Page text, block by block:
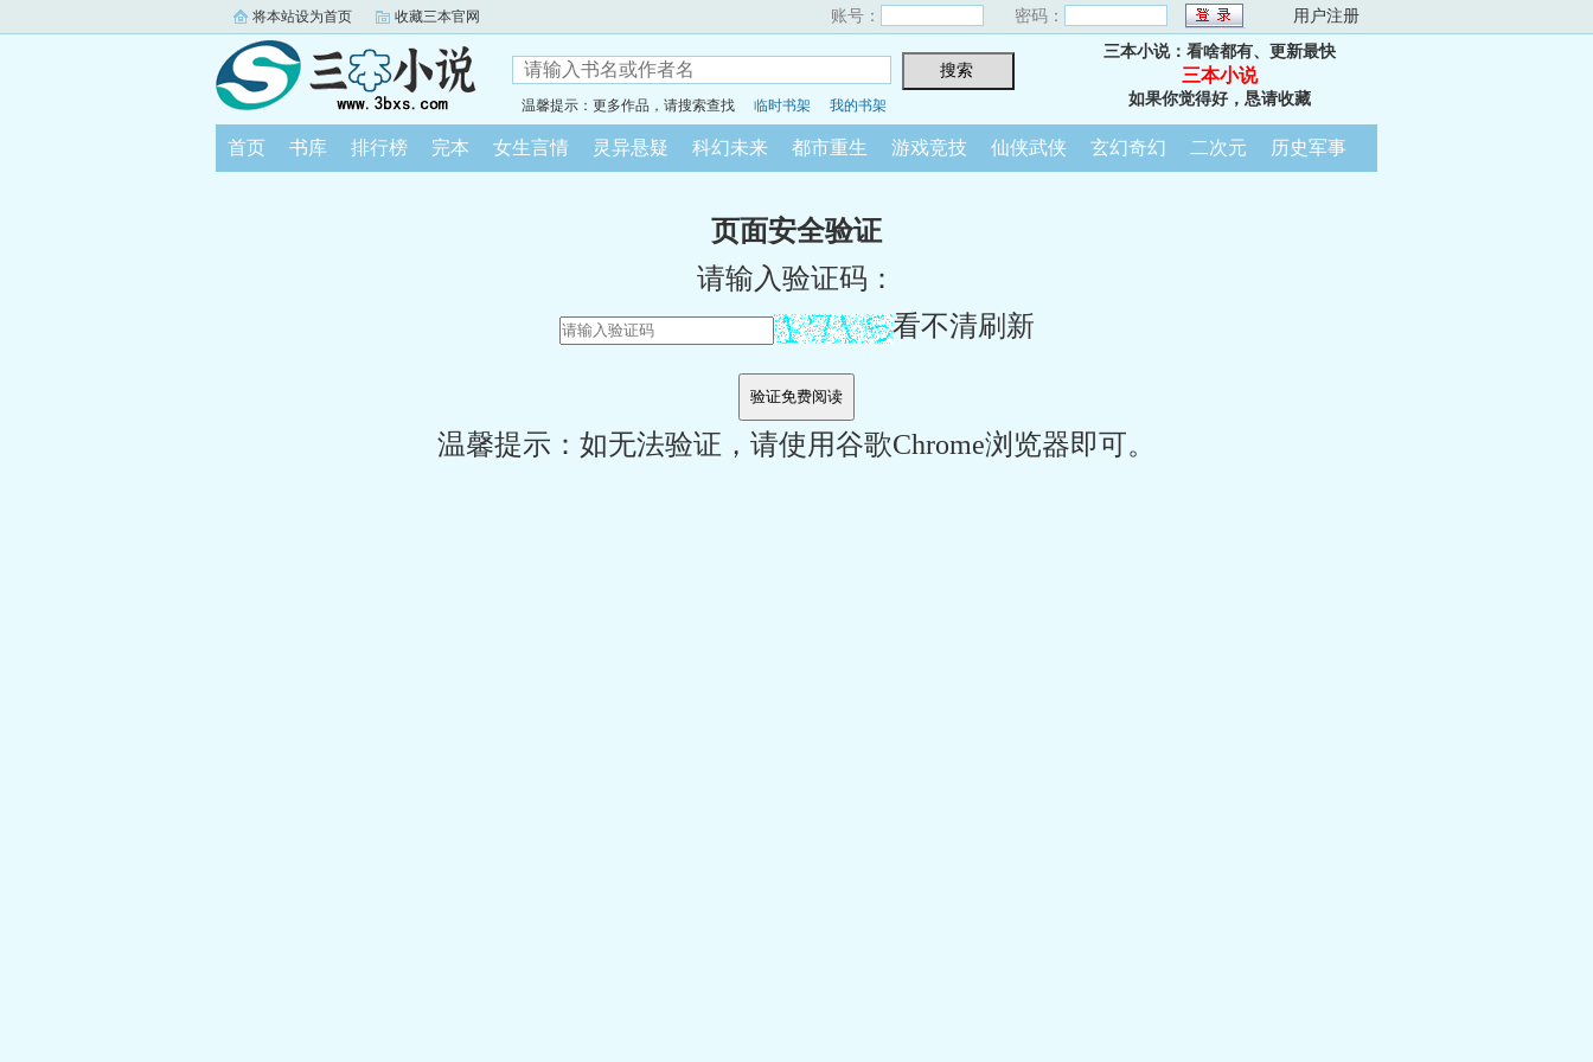
将本站设为首页 收藏三本官网 账号： 密码： 用户注册
温馨提示：更多作品，请搜索查找 临时书架 我的书架
三本小说：看啥都有、更新最快
三本小说
如果你觉得好，恳请收藏
首页 书库 排行榜 完本 女生言情 灵异悬疑 科幻未来 都市重生 游戏竞技 仙侠武侠 玄幻奇幻 二次元 历史军事
页面安全验证
请输入验证码：
看不清刷新
温馨提示：如无法验证，请使用谷歌Chrome浏览器即可。